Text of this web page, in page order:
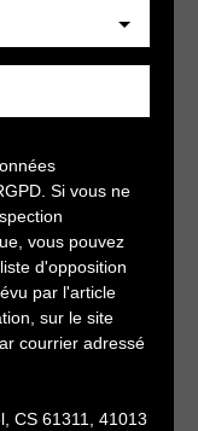
Si vous ne
vous pouvez
d'opposition
par l'article
sur le site
courrier adressé
CS 61311, 41013